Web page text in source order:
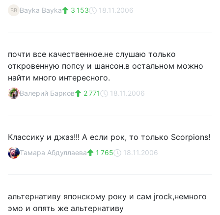
BB Bayka Bayka 3 153 18.11.2006
почти все качественное.не слушаю только
откровенную попсу и шансон.в остальном можно
найти много интересного.
Валерий Барков 2 771 18.11.2006
Классику и джаз!!! А если рок, то только Scorpions!
Тамара Абдуллаева 1 765 18.11.2006
альтернативу японскому року и сам jrock,немного
эмо и опять же альтернативу